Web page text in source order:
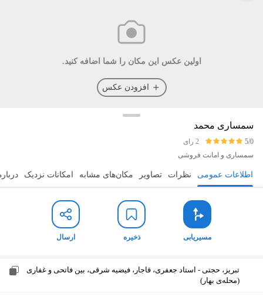
اولین عکس این مکان را شما اضافه کنید.
افزودن عکس
سمساری محمد
5/0
2 رای
سمساری و امانت فروشی
مسیریابی ذخیره ارسال اطلاعات عمومی نظرات تصاویر مکان‌های مشابه امکانات نزدیک
مسیریابی ذخیره ارسال
تبریز، حجتی - استاد جعفری، قاجار، فیضیه شرقی، بین فاتحی و غفاری
(محله‌ی بهار)